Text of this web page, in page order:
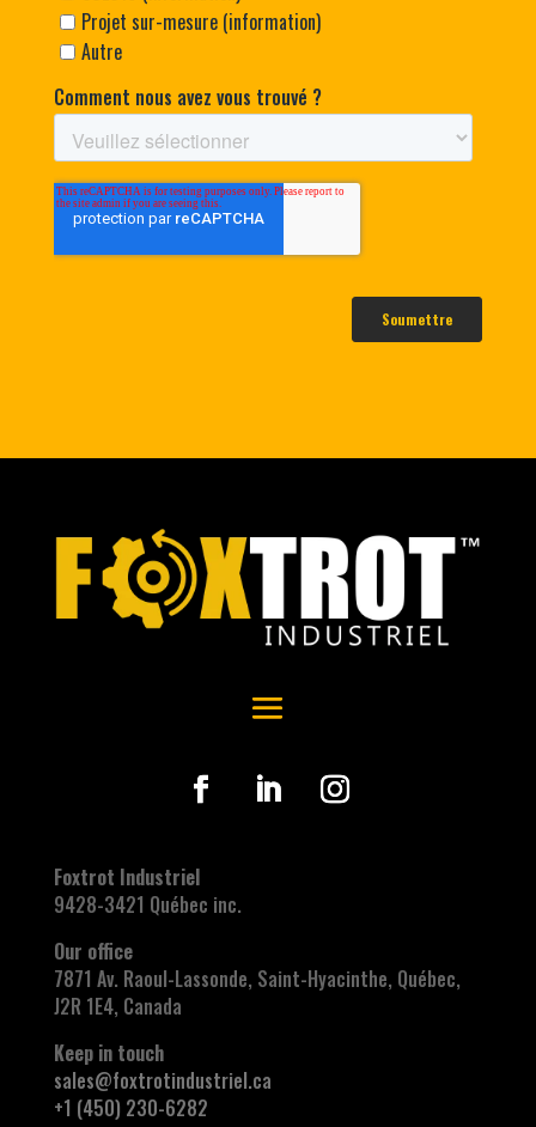
Foxtrot Industriel
9428-3421 Québec inc.
Our office
7871 Av. Raoul-Lassonde, Saint-Hyacinthe, Québec,
J2R 1E4, Canada
Keep in touch
sales@foxtrotindustriel.ca
+1 (450) 230-6282